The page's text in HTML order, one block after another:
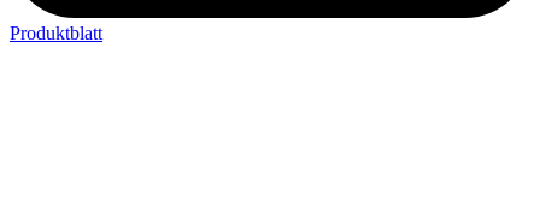
Produktblatt